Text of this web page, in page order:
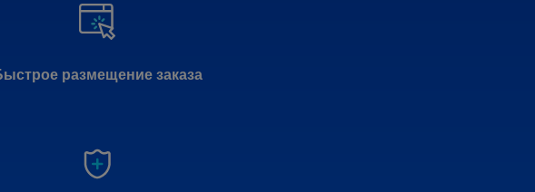
размещение заказа